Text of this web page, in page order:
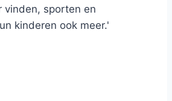
vinden, sporten en
kinderen ook meer.'